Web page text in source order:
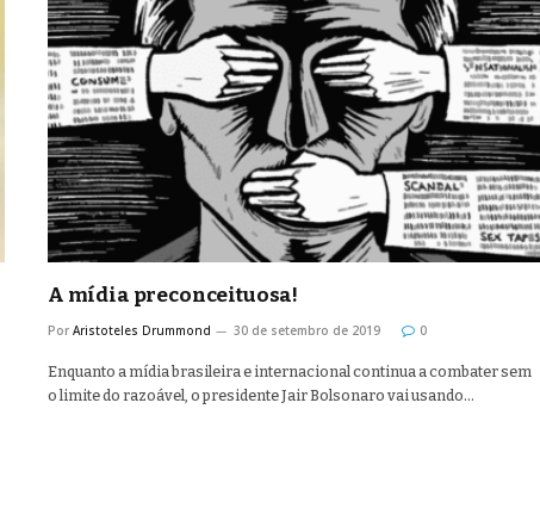
A mídia preconceituosa!
Por Aristoteles Drummond 30 de setembro de 2019 0
Enquanto a mídia brasileira e internacional continua a combater sem
o limite do razoável, o presidente Jair Bolsonaro vai usando…